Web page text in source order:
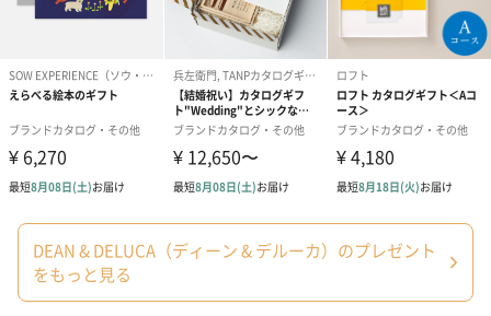
ゴールド（リッチリボ
ピンク（リッチリボ
ン）（680円）
ライトブルー
商品の形質上、のしを直接添付できない商品にのし風のカードを
同梱します。
※のし下はご記入いただけません。
※カードのデザインは一部変更する場合があります。
DEAN & DELUCA（ディーン & デルーカ）のプレゼント
をもっと見る